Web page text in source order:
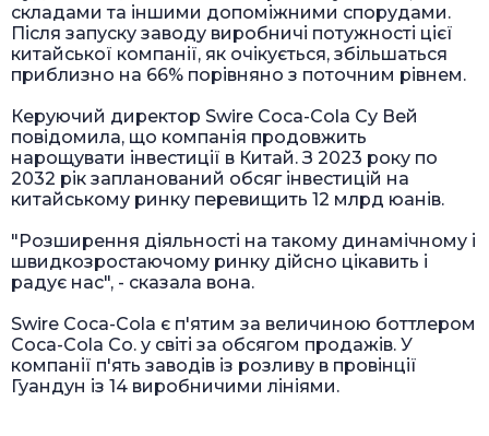
складами та іншими допоміжними спорудами.
Після запуску заводу виробничі потужності цієї
китайської компанії, як очікується, збільшаться
приблизно на 66% порівняно з поточним рівнем.
Керуючий директор Swire Coca-Cola Су Вей
повідомила, що компанія продовжить
нарощувати інвестиції в Китай. З 2023 року по
2032 рік запланований обсяг інвестицій на
китайському ринку перевищить 12 млрд юанів.
"Розширення діяльності на такому динамічному і
швидкозростаючому ринку дійсно цікавить і
радує нас", - сказала вона.
Swire Coca-Cola є п'ятим за величиною боттлером
Coca-Cola Co. у світі за обсягом продажів. У
компанії п'ять заводів із розливу в провінції
Гуандун із 14 виробничими лініями.